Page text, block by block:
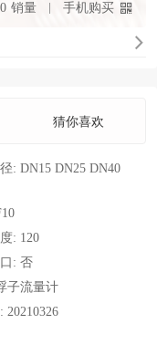
0 销量 手机购买
猜你喜欢
: DN15 DN25 DN40
: 120
: 否
子流量计
20210326